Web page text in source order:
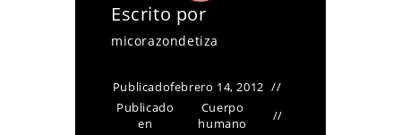
Escrito por
micorazondetiza
Publicadofebrero 14, 2012
Publicado
en
Cuerpo
humano